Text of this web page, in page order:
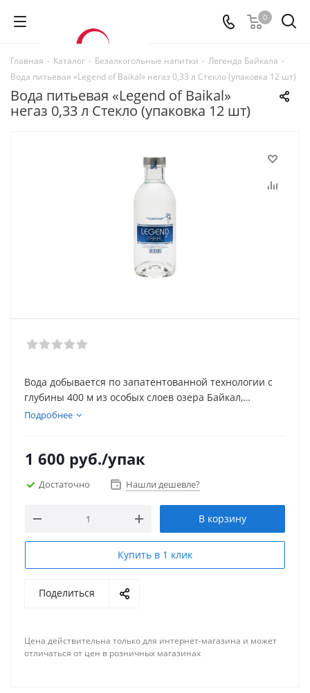
0
Главная - Каталог - Безалкогольные напитки - Легенда Байкала -
Вода питьевая «Legend of Baikal» негаз 0,33 л Стекло (упаковка 12 шт)
Вода питьевая «Legend of Baikal»
негаз 0,33 л Стекло (упаковка 12 шт)
Вода добывается по запатентованной технологии с
глубины 400 м из особых слоев озера Байкал,
насыщенных кислородом (1,5 км от берега). Данная
внешних загрязнителей. Состав и температура (3,6°С)
наблюдения Институтом лимнологии СО РАН.
Подробнее
1 600 руб./упак
Достаточно Нашли дешевле?
В корзину
Купить в 1 клик
Поделиться
Цена действительна только для интернет-магазина и может
отличаться от цен в розничных магазинах